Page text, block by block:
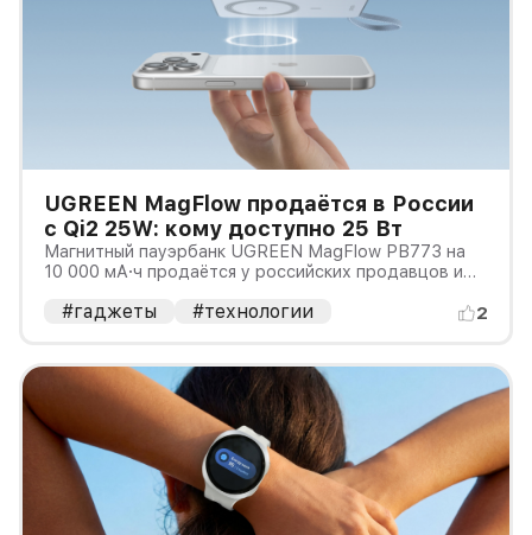
UGREEN MagFlow продаётся в России
с Qi2 25W: кому доступно 25 Вт
Магнитный пауэрбанк UGREEN MagFlow PB773 на
10 000 мА·ч продаётся у российских продавцов и
надпись «25 Вт» на карточке товара означает
#гаджеты #технологии 2